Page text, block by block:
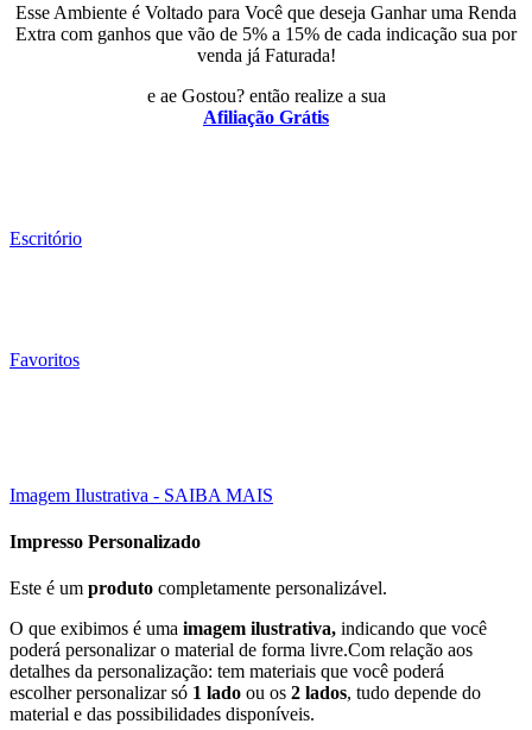
Esse Ambiente é Voltado para Você que deseja Ganhar uma Renda
Extra com ganhos que vão de 5% a 15% de cada indicação sua por
venda já Faturada!
e ae Gostou? então realize a sua
Afiliação Grátis
Escritório
Favoritos
Imagem Ilustrativa - SAIBA MAIS
Impresso Personalizado
Este é um produto completamente personalizável.
O que exibimos é uma imagem ilustrativa, indicando que você
poderá personalizar o material de forma livre.Com relação aos
detalhes da personalização: tem materiais que você poderá
escolher personalizar só 1 lado ou os 2 lados, tudo depende do
material e das possibilidades disponíveis.